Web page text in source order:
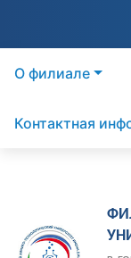
О филиале
Контактная